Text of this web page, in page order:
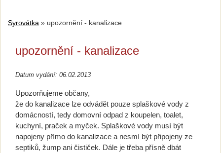
Syrovátka » upozornění - kanalizace
upozornění - kanalizace
Datum vydání: 06.02.2013
Upozorňujeme občany,
že do kanalizace lze odvádět pouze splaškové vody z
domácností, tedy domovní odpad z koupelen, toalet,
kuchyní, praček a myček. Splaškové vody musí být
napojeny přímo do kanalizace a nesmí být připojeny ze
septiků, žump ani čističek. Dále je třeba přísně dbát